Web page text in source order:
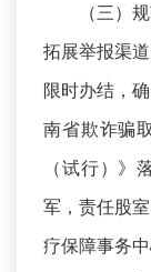
（三）
拓展举报渠
限时办结，
南省欺诈骗
（试行）》
军，责任股
疗保障事务